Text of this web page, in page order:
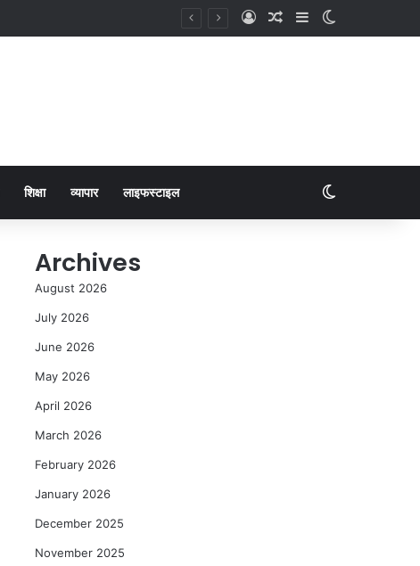
शिक्षा व्यापार लाइफस्टाइल
Archives
August 2026
July 2026
June 2026
May 2026
April 2026
March 2026
February 2026
January 2026
December 2025
November 2025